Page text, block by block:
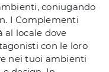
coniugando
I Complementi
al locale dove
con le loro
nei tuoi ambienti